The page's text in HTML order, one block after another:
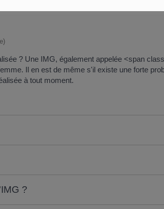
? Une IMG, également appelée <span
Il en est de même s'il existe une forte
à tout moment.
?